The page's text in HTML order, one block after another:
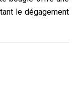
le dégagement